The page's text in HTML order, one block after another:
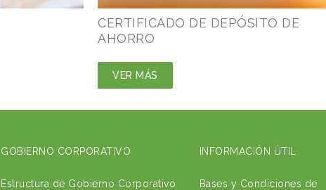
CERTIFICADO DE DEPÓSITO DE
AHORRO
VER MÁS
GOBIERNO CORPORATIVO
Estructura de Gobierno Corporativo
INFORMACIÓN ÚTIL
Bases y Condiciones de